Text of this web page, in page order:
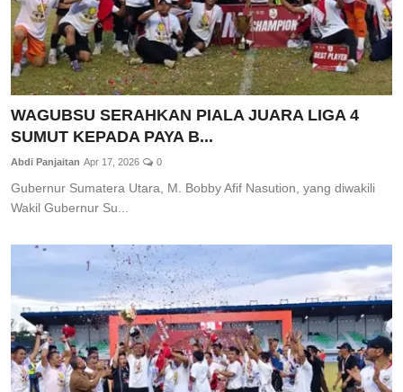
WAGUBSU SERAHKAN PIALA JUARA LIGA 4
SUMUT KEPADA PAYA B...
Abdi Panjaitan Apr 17, 2026 0
Gubernur Sumatera Utara, M. Bobby Afif Nasution, yang diwakili
Wakil Gubernur Su...